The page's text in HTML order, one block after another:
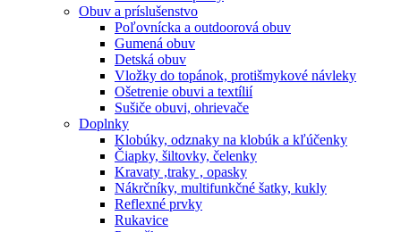
Obuv a príslušenstvo
Poľovnícka a outdoorová obuv
Gumená obuv
Detská obuv
Vložky do topánok, protišmykové návleky
Ošetrenie obuvi a textílií
Sušiče obuvi, ohrievače
Doplnky
Klobúky, odznaky na klobúk a kľúčenky
Čiapky, šiltovky, čelenky
Kravaty ,traky , opasky
Nákrčníky, multifunkčné šatky, kukly
Reflexné prvky
Rukavice